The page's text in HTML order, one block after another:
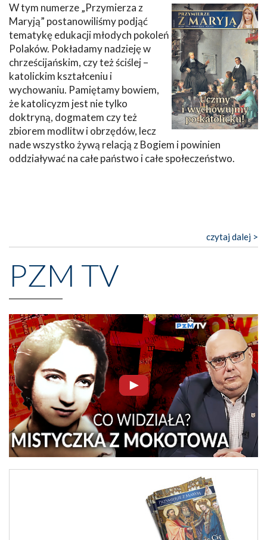
W tym numerze „Przymierza z
Maryją” postanowiliśmy podjąć
tematykę edukacji młodych pokoleń
Polaków. Pokładamy nadzieję w
chrześcijańskim, czy też ściślej –
katolickim kształceniu i
wychowaniu. Pamiętamy bowiem,
że katolicyzm jest nie tylko
doktryną, dogmatem czy też
zbiorem modlitw i obrzędów, lecz
nade wszystko żywą relacją z Bogiem i powinien
oddziaływać na całe państwo i całe społeczeństwo.
czytaj dalej >
PZM TV